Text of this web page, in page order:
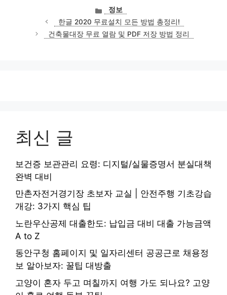
카
테
고
리
정보
한글 2020 무료설치 모든 방법 총정리!
건축물대장 무료 열람 및 PDF 저장 방법 정리
최신 글
보건증 보관관리 요령: 디지털/실물증명서 분실대책
완벽 대비
만촌자전거경기장 초보자 교실 | 안전주행 기초강습
개강: 3가지 핵심 팁
노란우산공제 대출한도: 납입금 대비 대출 가능금액
A to Z
동안구청 홈페이지 및 일자리센터 공공근로 채용정
보 알아보자: 꿀팁 대방출
고양이 혼자 두고 며칠까지 여행 가도 되나요? 고양